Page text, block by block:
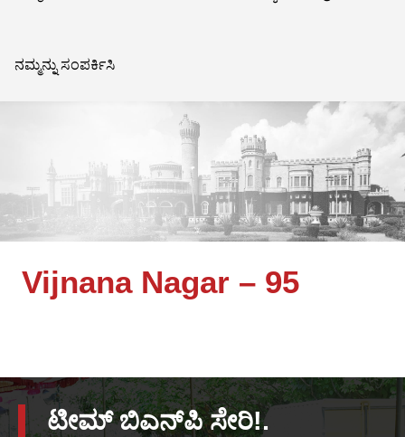
ನಮ್ಮನ್ನು ಸಂಪರ್ಕಿಸಿ
Vijnana Nagar – 95
ಟೀಮ್ ಬಿಎನ್‌ಪಿ ಸೇರಿ!.